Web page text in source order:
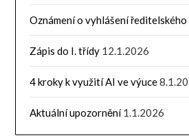
Oznámení o vyhlášení
Zápis do I. třídy 12.1.2026
4 kroky k využití AI ve výuce
Aktuální upozornění1.1.2026